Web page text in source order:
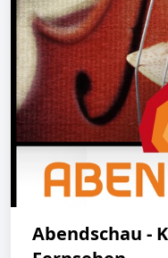
Abendschau -